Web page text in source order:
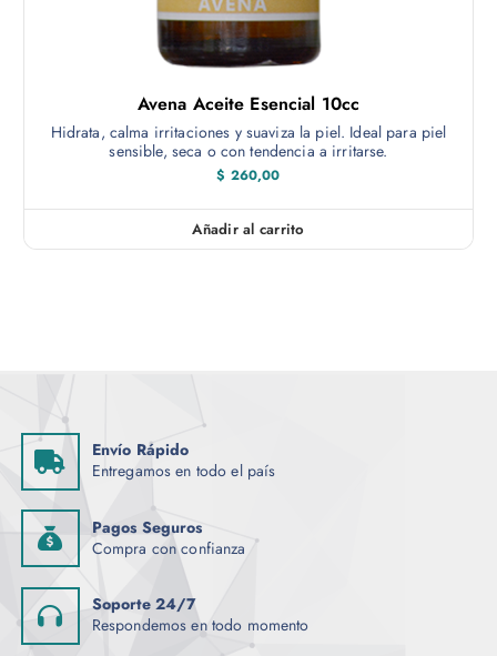
Avena Aceite Esencial 10cc
Hidrata, calma irritaciones y suaviza la piel. Ideal para piel
sensible, seca o con tendencia a irritarse.
$ 260,00
Añadir al carrito
Envío Rápido
Entregamos en todo el país
Pagos Seguros
Compra con confianza
Soporte 24/7
Respondemos en todo momento